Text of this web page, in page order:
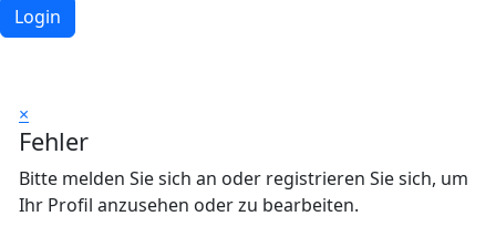
Login
×
Fehler
Bitte melden Sie sich an oder registrieren Sie sich, um
Ihr Profil anzusehen oder zu bearbeiten.